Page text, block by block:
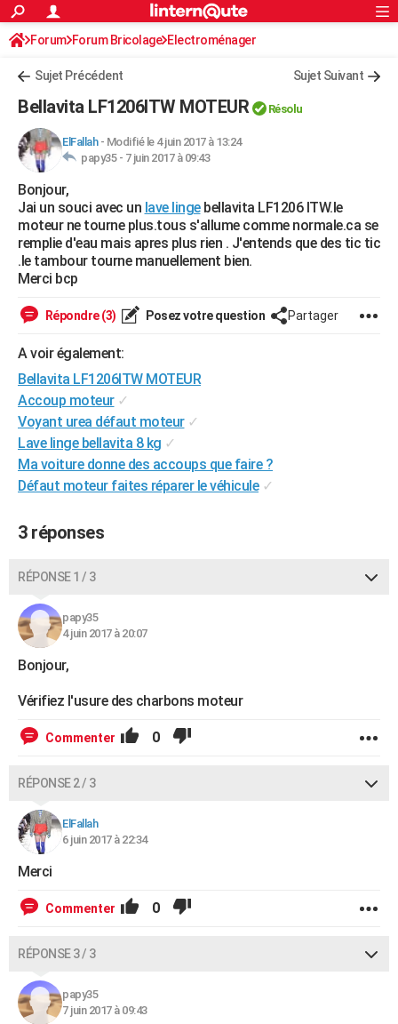
ACTUALITÉS
Politique
Société
Faits Divers
Education
Monde
Villes
+
FINANCE
Retraite
Impôts
Epargne
Immobilier
Risques naturels par ville
Banque
Assurance
Crédit
AUTO
Essais
Réserver un essai
Citadines
Berlines
SUV
Forum auto
+HIGH-TECH
Mobiles
Meilleur smartphone
Internet
Ordinateurs
Jeux vidéo
Guide high-tech
+BRICOLAGE
Forum
Aménagement intérieur
Extérieur
Cuisine
Salle de bains
Jardinage
Rangement
WEEK-END
Guides de France
Escapades
Patrimoine
Expositions
Musées
Week-end nature
LIFESTYLE
SANTE
Alimentation
Guide de la santé
Maladies
Médicaments
Sommeil
VOYAGE
Destinations
City break
Voyage nature
Voyage de noces
Forum
Climat
+PHOTO
GUIDES D'ACHAT
BONS PLANS
CARTE DE VOEUX
COPAINS D'AVANT
S'inscrire
Se connecter
Lycées
Collèges
Primaires
Universités
Entreprises
Service militaire
Avis de recherche
AVIS DE DÉCÈS
FORUM
Bricolage
Lifestyle
Culture
Sport
Auto
Television
Voyage
Cinema
S'inscrire
Connexion
Forum Forum Bricolage Electroménager
Sujet Précédent Sujet Suivant
Bellavita LF1206ITW MOTEUR Résolu
ElFallah- Modifié le 4 juin 2017 à 13:24
papy35 - 7 juin 2017 à 09:43
Bonjour,
Jai un souci avec un lave lingebellavita LF1206 ITW.le
moteur ne tourne plus.tous s'allume comme normale.ca se
remplie d'eau mais apres plus rien . J'entends que des tic tic
.le tambour tourne manuellement bien.
Merci bcp
Répondre (3) Posez votre question Partager
A voir également:
Bellavita LF1206ITW MOTEUR
Accoup moteur ✓
Voyant urea défaut moteur ✓
Lave linge bellavita 8 kg ✓
Ma voiture donne des accoups que faire ?
Défaut moteur faites réparer le véhicule ✓
3 réponses
RÉPONSE 1 / 3
papy35
4 juin 2017 à 20:07
Bonjour,
Vérifiez l'usure des charbons moteur
Commenter 0
RÉPONSE 2 / 3
ElFallah
6 juin 2017 à 22:34
Merci
Commenter 0
RÉPONSE 3 / 3
papy35
7 juin 2017 à 09:43